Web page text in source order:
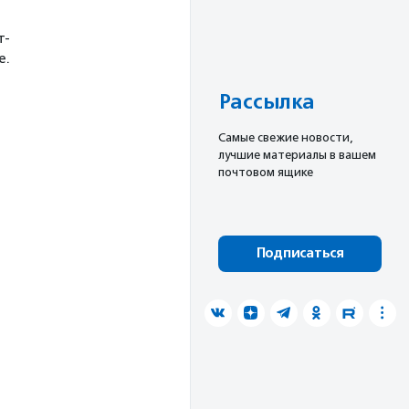
Рассылка
Cамые свежие новости,
лучшие материалы в вашем
почтовом ящике
Подписаться